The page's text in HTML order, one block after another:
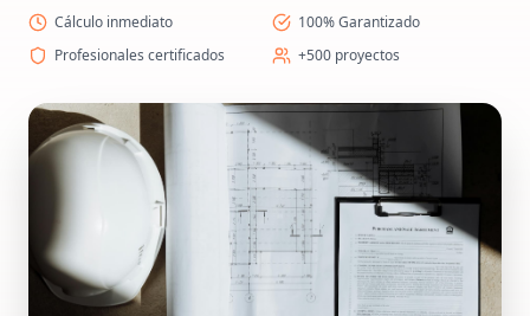
Cálculo inmediato
100% Garantizado
Profesionales certificados
+500 proyectos